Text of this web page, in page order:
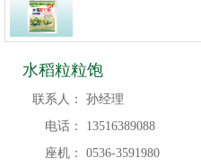
水稻粒粒饱
联系人：
孙经理
电话：
13516389088
座机：
0536-3591980